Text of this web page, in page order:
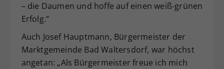
– die Daumen und hoffe auf einen weiß-grünen
Erfolg.“
Auch Josef Hauptmann, Bürgermeister der
Marktgemeinde Bad Waltersdorf, war höchst
angetan: „Als Bürgermeister freue ich mich